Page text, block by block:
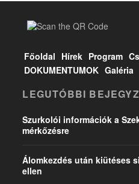
Főoldal Hírek Program
DOKUMENTUMOK Galéria
LEGUTÓBBI
Szurkolói információk a
mérkőzésre
Álomkezdés után kiütéses
ellen